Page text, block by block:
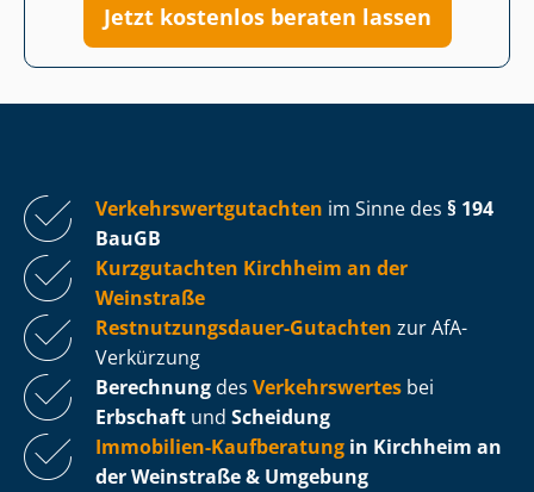
Jetzt kostenlos beraten lassen
Ver­kehrs­wert­gut­ach­ten im Sinne des § 194
BauGB
Kurzgutachten Kirchheim an der
Weinstraße
Rest­nut­zungs­dau­er-Gutachten zur AfA-
Verkürzung
Berechnung des Verkehrswertes bei
Erbschaft und Scheidung
Immobilien-Kaufberatung in Kirchheim an
der Weinstraße & Umgebung